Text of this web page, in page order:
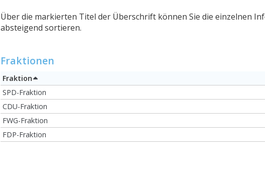
Über die markierten Titel der Überschrift können Sie die einzelnen
absteigend sortieren.
Fraktionen
Fraktion
SPD-Fraktion
CDU-Fraktion
FWG-Fraktion
FDP-Fraktion